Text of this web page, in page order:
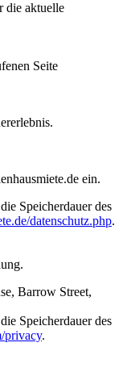
die aktuelle
Seite
ein.
Speicherdauer des
datenschutz.php.
Barrow Street,
Speicherdauer des
privacy.